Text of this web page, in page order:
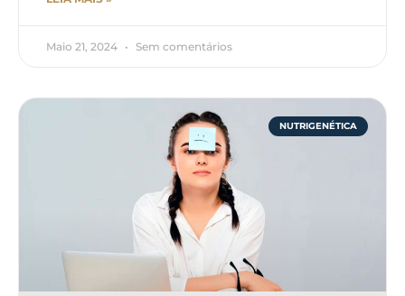
Maio 21, 2024 Sem comentários
NUTRIGENÉTICA